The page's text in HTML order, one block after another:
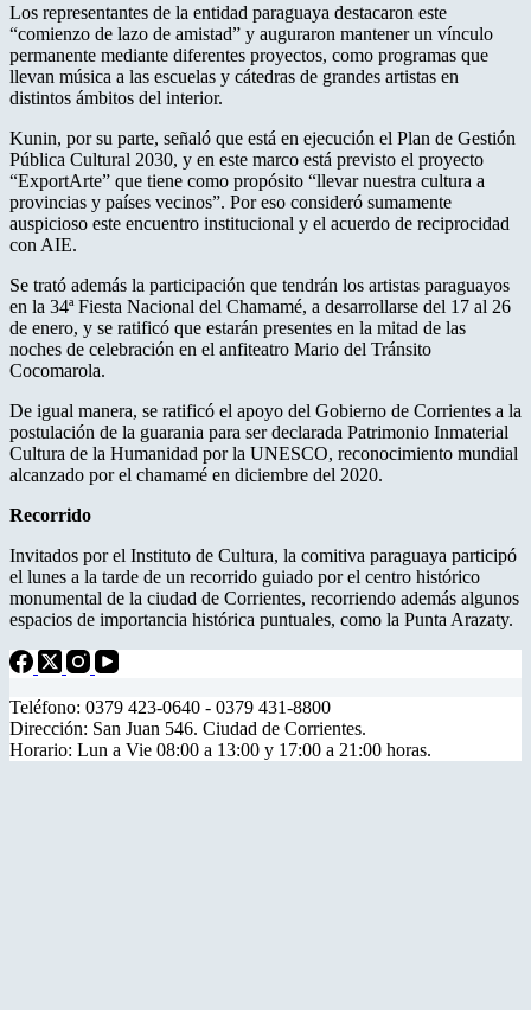
Los representantes de la entidad paraguaya destacaron este
“comienzo de lazo de amistad” y auguraron mantener un vínculo
permanente mediante diferentes proyectos, como programas que
llevan música a las escuelas y cátedras de grandes artistas en
distintos ámbitos del interior.
Kunin, por su parte, señaló que está en ejecución el Plan de Gestión
Pública Cultural 2030, y en este marco está previsto el proyecto
“ExportArte” que tiene como propósito “llevar nuestra cultura a
provincias y países vecinos”. Por eso consideró sumamente
auspicioso este encuentro institucional y el acuerdo de reciprocidad
con AIE.
Se trató además la participación que tendrán los artistas paraguayos
en la 34ª Fiesta Nacional del Chamamé, a desarrollarse del 17 al 26
de enero, y se ratificó que estarán presentes en la mitad de las
noches de celebración en el anfiteatro Mario del Tránsito
Cocomarola.
De igual manera, se ratificó el apoyo del Gobierno de Corrientes a la
postulación de la guarania para ser declarada Patrimonio Inmaterial
Cultura de la Humanidad por la UNESCO, reconocimiento mundial
alcanzado por el chamamé en diciembre del 2020.
Recorrido
Invitados por el Instituto de Cultura, la comitiva paraguaya participó
el lunes a la tarde de un recorrido guiado por el centro histórico
monumental de la ciudad de Corrientes, recorriendo además algunos
espacios de importancia histórica puntuales, como la Punta Arazaty.
Teléfono: 0379 423-0640 - 0379 431-8800
Dirección: San Juan 546. Ciudad de Corrientes.
Horario: Lun a Vie 08:00 a 13:00 y 17:00 a 21:00 horas.